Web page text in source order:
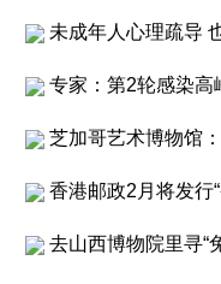
未成年人心理疏导
专家：第2轮感染高
芝加哥艺术博物馆
香港邮政2月将发行
去山西博物院里寻“